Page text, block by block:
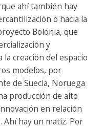
ahí también hay
o hacia la
Bolonia, que
y
creación del espacio
modelos, por
de Suecia, Noruega
producción de alto
en relación
hay un matiz. Por